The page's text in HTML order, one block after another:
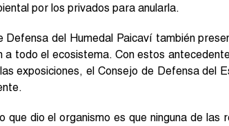
por los privados para anularla.
Defensa del Humedal Paicaví también
a todo el ecosistema. Con estos
exposiciones, el Consejo de Defensa del
que dio el organismo es que ninguna de